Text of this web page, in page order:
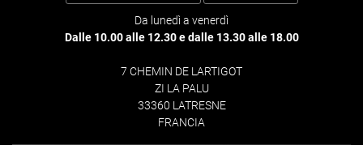
Da lunedì a venerdì
Dalle 10.00 alle 12.30 e dalle 13.30 alle 18.00
7 CHEMIN DE LARTIGOT
ZI LA PALU
33360 LATRESNE
FRANCIA